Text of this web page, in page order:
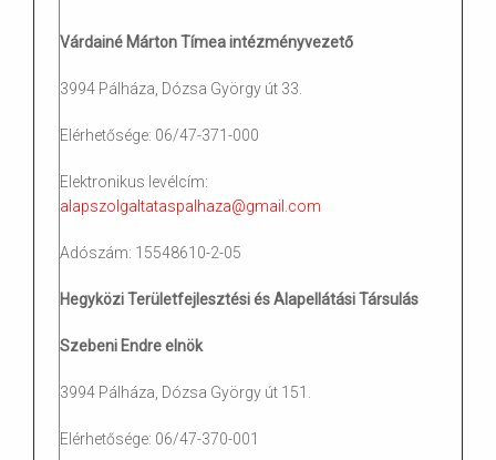
Várdainé Márton Tímea intézményvezető
3994 Pálháza, Dózsa György út 33.
Elérhetősége: 06/47-371-000
Elektronikus levélcím:
alapszolgaltataspalhaza@gmail.com
Adószám: 15548610-2-05
Hegyközi Területfejlesztési és Alapellátási Társulás
Szebeni Endre elnök
3994 Pálháza, Dózsa György út 151.
Elérhetősége: 06/47-370-001